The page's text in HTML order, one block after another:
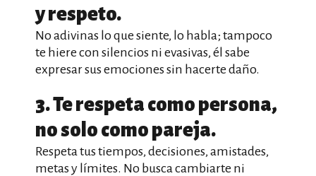
y respeto.
No adivinas lo que siente, lo habla; tampoco
te hiere con silencios ni evasivas, él sabe
expresar sus emociones sin hacerte daño.
3. Te respeta como persona,
no solo como pareja.
Respeta tus tiempos, decisiones, amistades,
metas y límites. No busca cambiarte ni